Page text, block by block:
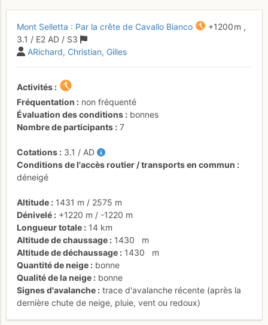
Mont Selletta : Par la crête de Cavallo Bianco +1200 m ,
3.1 / E2 AD / S3
ARichard Christian Gilles
Activités
Fréquentation
non fréquenté
Évaluation des conditions
bonnes
Nombre de participants
7
Cotations 3.1 / AD
Conditions de l'accès routier / transports en commun
déneigé
Altitude 1431 m / 2575 m
Dénivelé
+1220 m / -1220 m
Longueur totale
14 km
Altitude de chaussage
1430
m
Altitude de déchaussage
1430
m
Quantité de neige
bonne
Qualité de la neige
bonne
Signes d'avalanche
trace d'avalanche récente (après la
dernière chute de neige, pluie, vent ou redoux)